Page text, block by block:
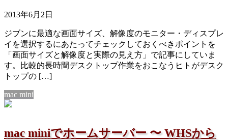
2013年6月2日
ジブンに最適な画面サイズ、解像度のモニター・ディスプレ
イを選択するにあたってチェックしておくべきポイントを
「画面サイズと解像度と実際の見え方」で記事にしていま
す。比較的長時間デスクトップ作業をおこなうヒトがデスク
トップの […]
mac mini
mac miniでホームサーバー 〜 WHSから